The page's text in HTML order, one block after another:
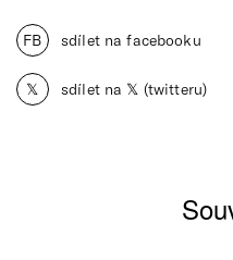
FB sdílet na facebooku
𝕏 sdílet na 𝕏 (twitteru)